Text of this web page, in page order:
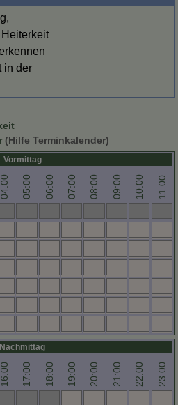
in der
(Hilfe Terminkalender)
Vormittag
04:00 05:00 06:00 07:00 08:00 09:00 10:00 11:00
Nachmittag
16:00 17:00 18:00 19:00 20:00 21:00 22:00 23:00